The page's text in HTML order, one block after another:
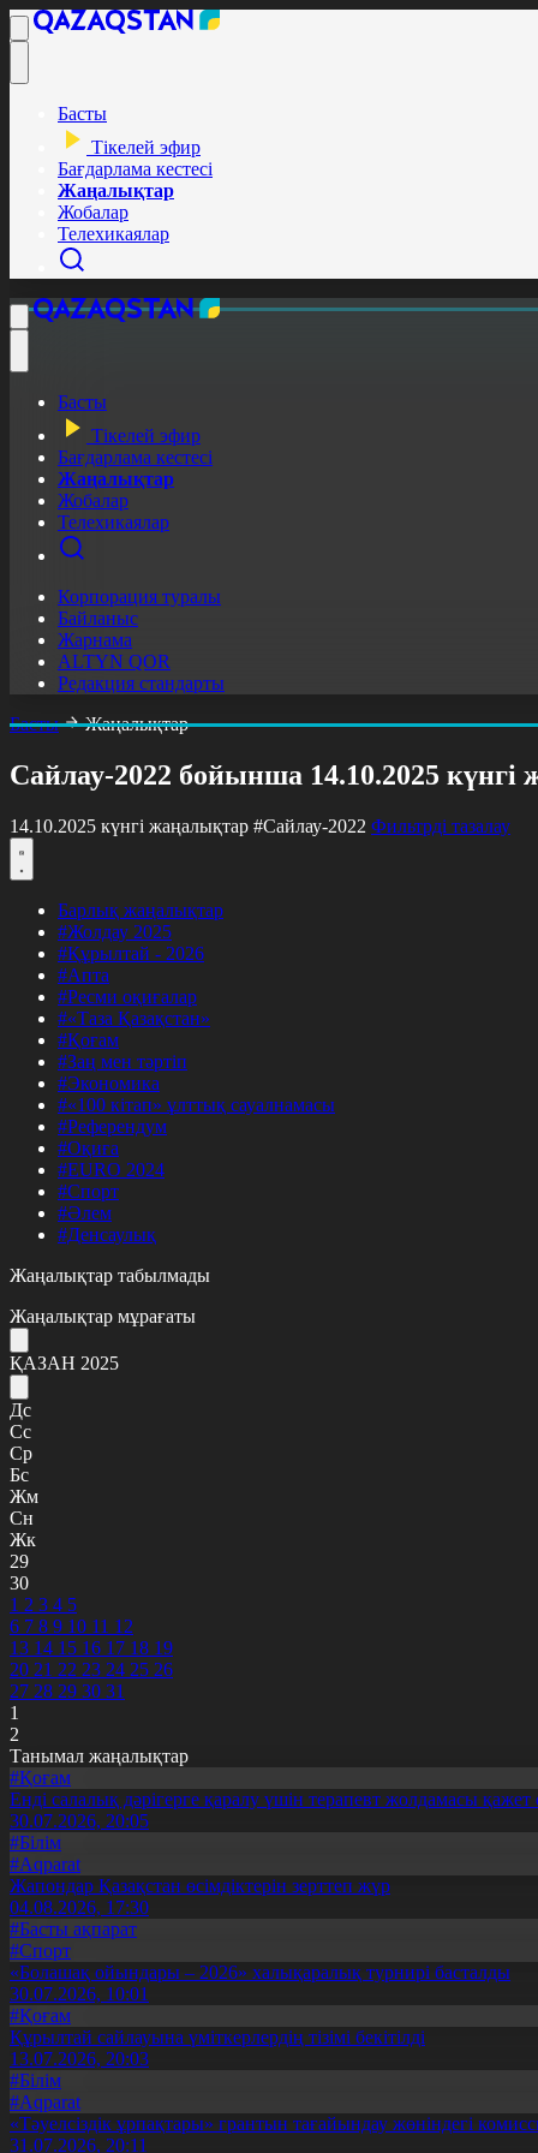
Басты
Тікелей эфир
Бағдарлама кестесі
Жаңалықтар
Жобалар
Телехикаялар
Басты
Тікелей эфир
Бағдарлама кестесі
Жаңалықтар
Жобалар
Телехикаялар
Корпорация туралы
Байланыс
Жарнама
ALTYN QOR
Редакция стандарты
Басты
Жаңалықтар
Сайлау-2022 бойынша 14.10.2025 күнгі
14.10.2025 күнгі жаңалықтар #Сайлау-2022 Фильтрді тазалау
Барлық жаңалықтар
#Жолдау 2025
#Құрылтай - 2026
#Апта
#Ресми оқиғалар
#«Таза Қазақстан»
#Қоғам
#Заң мен тәртіп
#Экономика
#«100 кітап» ұлттық сауалнамасы
#Референдум
#Оқиға
#EURO 2024
#Спорт
#Әлем
#Денсаулық
Жаңалықтар табылмады
Жаңалықтар мұрағаты
ҚАЗАН 2025
Дс
Сс
Ср
Бс
Жм
Сн
Жк
29
30
1 2 3 4 5
6 7 8 9 10 11 12
13 14 15 16 17 18 19
20 21 22 23 24 25 26
27 28 29 30 31
1
2
Танымал жаңалықтар
#Қоғам
Енді салалық дәрігерге қаралу үшін терапевт жолдамасы қажет
30.07.2026, 20:05
#Білім
#Aqparat
Жапондар Қазақстан өсімдіктерін зерттеп жүр
04.08.2026, 17:30
#Басты ақпарат
#Спорт
«Болашақ ойындары – 2026» халықаралық турнирі басталды
30.07.2026, 10:01
#Қоғам
Құрылтай сайлауына үміткерлердің тізімі бекітілді
13.07.2026, 20:03
#Білім
#Aqparat
«Тәуелсіздік ұрпақтары» грантын тағайындау жөніндегі
31.07.2026, 20:11